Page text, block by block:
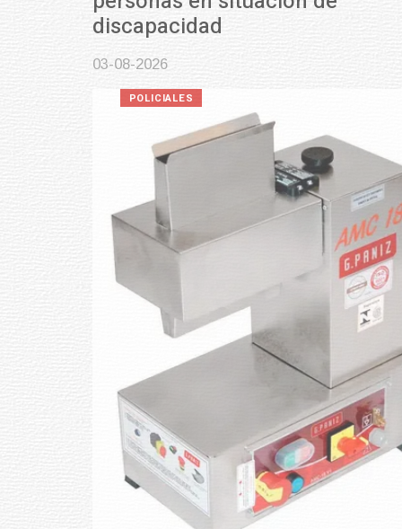
discapacidad
03-08-2026